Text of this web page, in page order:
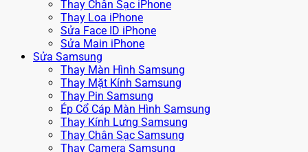
Thay Chân Sạc iPhone
Thay Loa iPhone
Sửa Face ID iPhone
Sửa Main iPhone
Sửa Samsung
Thay Màn Hình Samsung
Thay Mặt Kính Samsung
Thay Pin Samsung
Ép Cổ Cáp Màn Hình Samsung
Thay Kính Lưng Samsung
Thay Chân Sạc Samsung
Thay Camera Samsung